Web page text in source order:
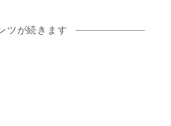
ツが続きます